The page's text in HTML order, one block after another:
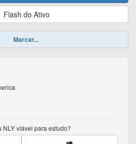
Flash do Ativo
Marcar...
NLYviável para estudo?